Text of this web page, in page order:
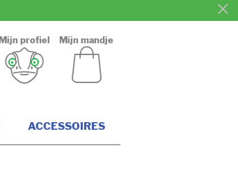
Mijn profiel Mijn mandje
ACCESSOIRES